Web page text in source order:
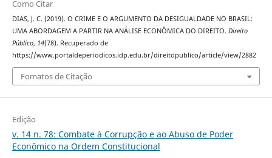
Como Citar
DIAS, J. C. (2019). O CRIME E O ARGUMENTO DA DESIGUALDADE NO BRASIL:
UMA ABORDAGEM A PARTIR NA ANÁLISE ECONÔMICA DO DIREITO. Direito
Público, 14(78). Recuperado de
https://www.portaldeperiodicos.idp.edu.br/direitopublico/article/view/2882
Fomatos de Citação
Edição
v. 14 n. 78: Combate à Corrupção e ao Abuso de Poder
Econômico na Ordem Constitucional